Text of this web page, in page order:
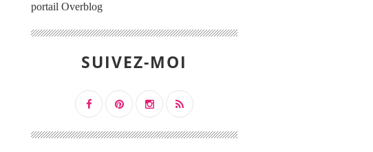
portail Overblog
SUIVEZ-MOI